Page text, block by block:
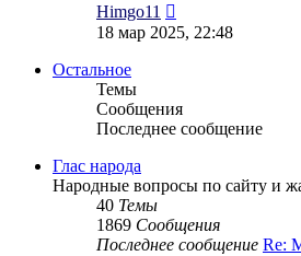
Himgo11
к
18 мар 2025, 22:48
Остальное
Темы
Сообщения
Последнее сообщение
Глас народа
Народные вопросы по сайту и
40 Темы
1869 Сообщения
Последнее сообщение Re: